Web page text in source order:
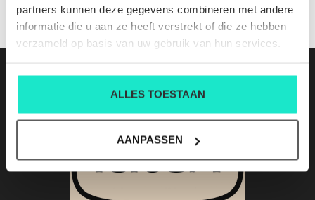
partners kunnen deze gegevens combineren met andere
informatie die u aan ze heeft verstrekt of die ze hebben
verzameld op basis van uw gebruik van hun services.
ALLES TOESTAAN
AANPASSEN